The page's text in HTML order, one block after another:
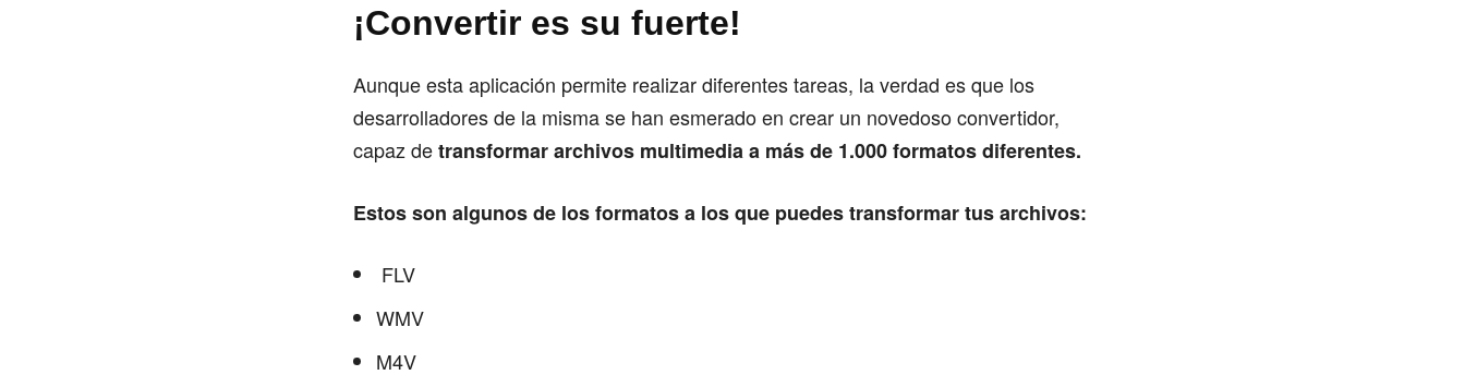
¡Convertir es su fuerte!
Aunque esta aplicación permite realizar diferentes tareas, la verdad es que los
desarrolladores de la misma se han esmerado en crear un novedoso convertidor,
capaz detransformar archivos multimedia a más de 1.000 formatos diferentes.
Estos son algunos de los formatos a los que puedes transformar tus archivos:
FLV
WMV
M4V